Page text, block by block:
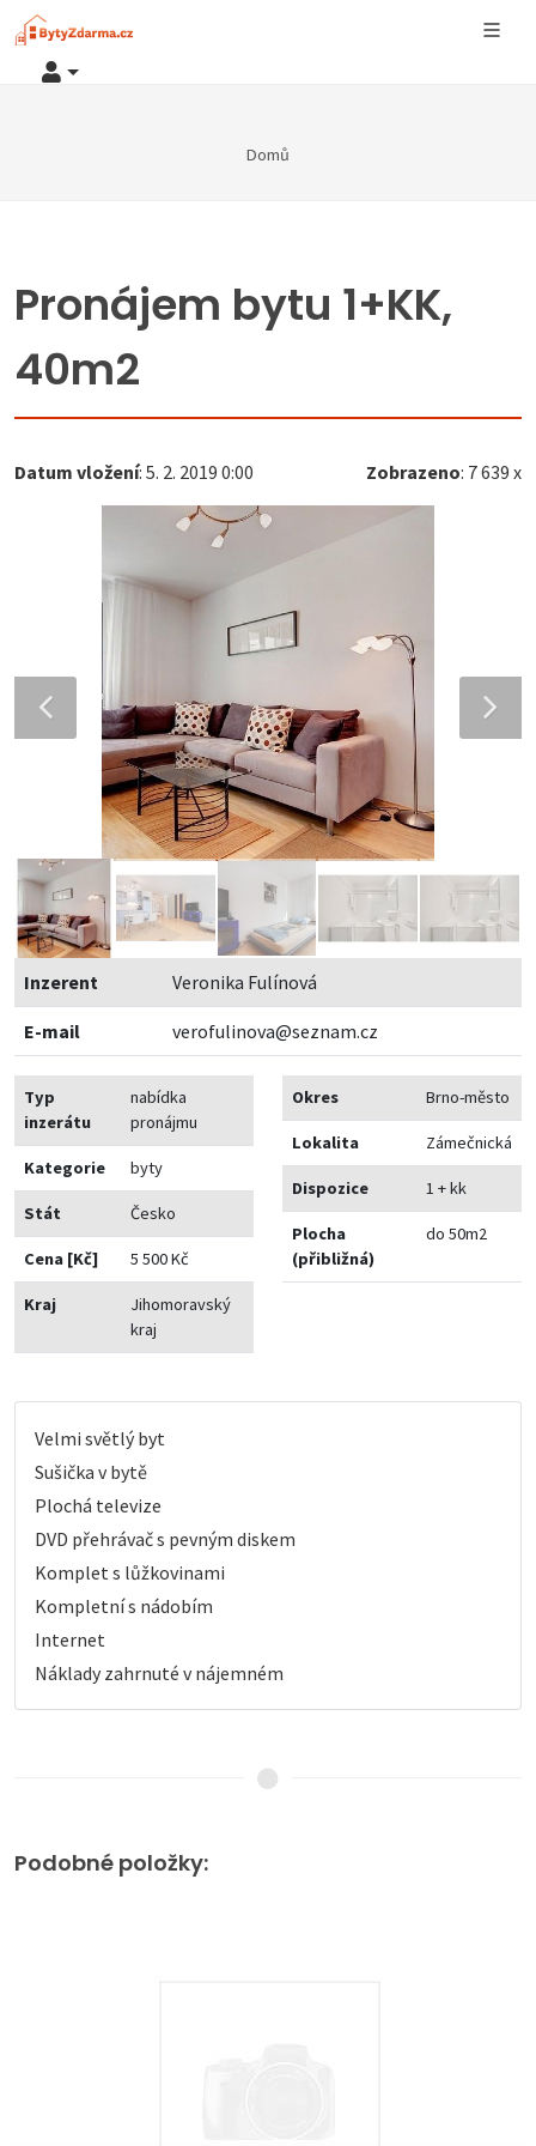
Domů
Pronájem bytu 1+KK,
40m2
Datum vložení: 5. 2. 2019 0:00 Zobrazeno: 7 639 x
Inzerent Veronika Fulínová
E-mail verofulinova@seznam.cz
Typ
inzerátu
nabídka
pronájmu
Kategorie byty
Stát Česko
Cena [Kč] 5 500 Kč
Kraj
Jihomoravský
kraj
Okres Brno-město
Lokalita Zámečnická
Dispozice 1 + kk
Plocha
(přibližná)
do 50m2
Velmi světlý byt
Sušička v bytě
Plochá televize
DVD přehrávač s pevným diskem
Komplet s lůžkovinami
Kompletní s nádobím
Internet
Náklady zahrnuté v nájemném
Podobné položky: